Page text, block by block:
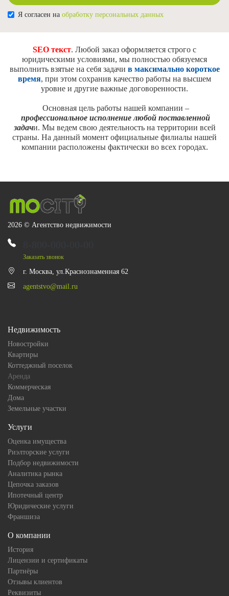
Я согласен на обработку персональных данных
SEO текст. Любой заказ оформляется строго с
юридическими условиями, мы полностью обязуемся
выполнить взятые на себя задачи в максимально короткое
время, при этом сохранив качество работы на высшем
уровне и другие важные договоренности.
Основная цель работы нашей компании –
профессиональное исполнение любой поставленной
задачи. Мы ведем свою деятельность на территории всей
страны. На данный момент официальные филиалы нашей
компании расположены фактически во всех городах.
2026 © Агентство недвижимости
Заказать звонок
г. Москва, ул.Краснознаменная 62
agentstvo@mail.ru
Недвижимость
Новостройки
Квартиры
Коттеджный поселок
Аренда
Коммерческая
Дома
Земельные участки
Услуги
Оценка имущества
Риэлторские услуги
Подбор недвижимости
Аналитика рынка
Цепочка заказов
Ипотечный центр
Юридические услуги
Франшиза
О компании
История
Лицензии и сертификаты
Партнёры
Отзывы клиентов
Реквизиты